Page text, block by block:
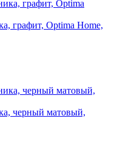
графит, Optima Home,
черный матовый,